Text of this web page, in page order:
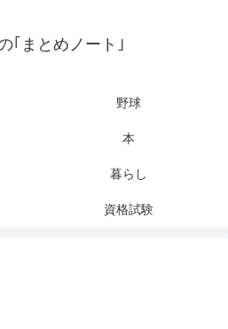
｢まとめノート｣
野球
本
暮らし
資格試験